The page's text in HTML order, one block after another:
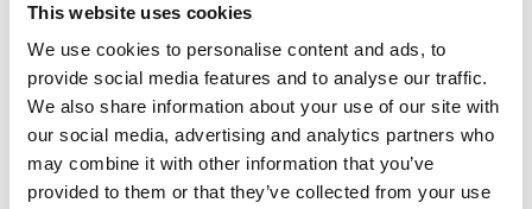
This website uses cookies
We use cookies to personalise content and ads, to
provide social media features and to analyse our traffic.
We also share information about your use of our site with
our social media, advertising and analytics partners who
may combine it with other information that you’ve
provided to them or that they’ve collected from your use
Informations sur le produit Produits similaires
Description
Échafaudage roulant universel ASC 90x190